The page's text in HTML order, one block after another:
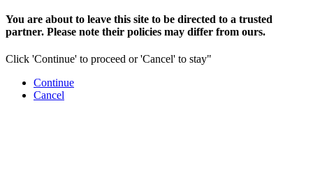
You are about to leave this site to be directed to a trusted
partner. Please note their policies may differ from ours.
Click 'Continue' to proceed or 'Cancel' to stay"
Continue
Cancel